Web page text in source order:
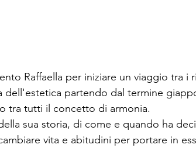
Raffaella per iniziare un viaggio tra i
dell'estetica partendo dal termine
tra tutti il concetto di armonia.
sua storia, di come e quando ha
vita e abitudini per portare in